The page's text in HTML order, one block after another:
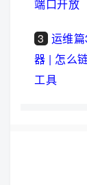
端口开放
3 运维
器 | 怎么
工具